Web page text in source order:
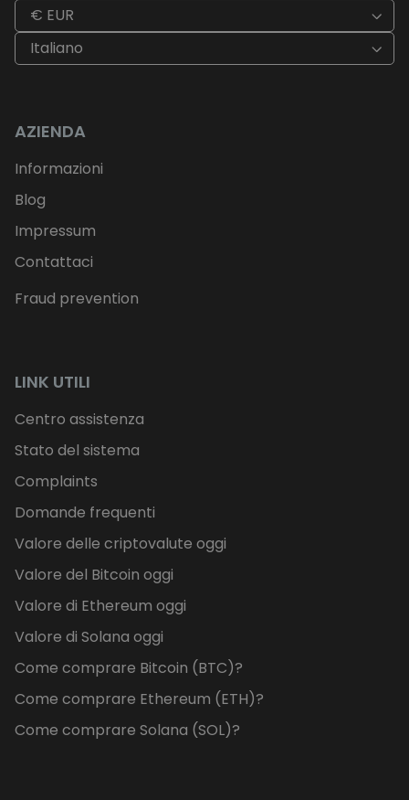
€ EUR
Italiano
AZIENDA
Informazioni
Blog
Impressum
Contattaci
Fraud prevention
LINK UTILI
Centro assistenza
Stato del sistema
Complaints
Domande frequenti
Valore delle criptovalute oggi
Valore del Bitcoin oggi
Valore di Ethereum oggi
Valore di Solana oggi
Come comprare Bitcoin (BTC)?
Come comprare Ethereum (ETH)?
Come comprare Solana (SOL)?